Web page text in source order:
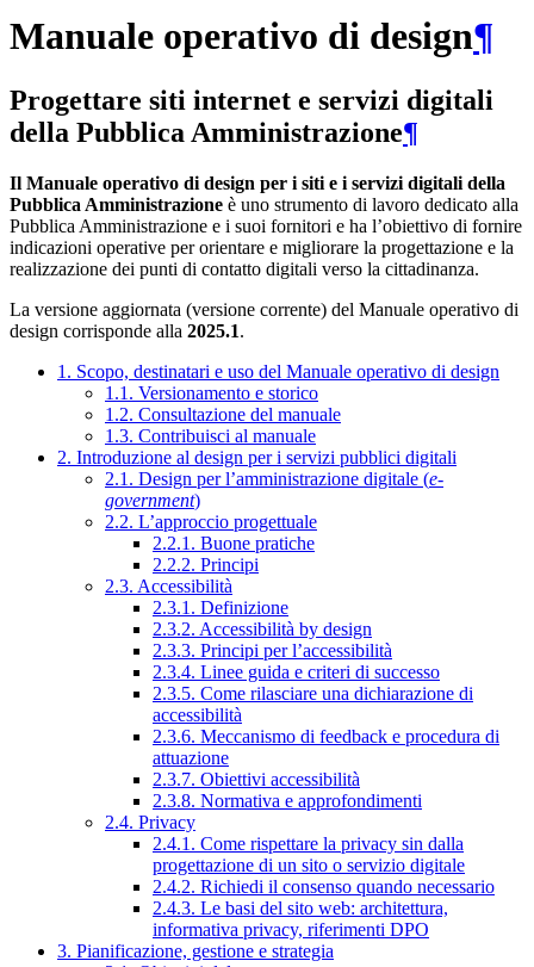
Manuale operativo di design¶
Progettare siti internet e servizi digitali
della Pubblica Amministrazione¶
Il Manuale operativo di design per i siti e i servizi digitali della
Pubblica Amministrazione è uno strumento di lavoro dedicato alla
Pubblica Amministrazione e i suoi fornitori e ha l’obiettivo di fornire
indicazioni operative per orientare e migliorare la progettazione e la
realizzazione dei punti di contatto digitali verso la cittadinanza.
La versione aggiornata (versione corrente) del Manuale operativo di
design corrisponde alla 2025.1.
1. Scopo, destinatari e uso del Manuale operativo di design
1.1. Versionamento e storico
1.2. Consultazione del manuale
1.3. Contribuisci al manuale
2. Introduzione al design per i servizi pubblici digitali
2.1. Design per l’amministrazione digitale (e-
government)
2.2. L’approccio progettuale
2.2.1. Buone pratiche
2.2.2. Principi
2.3. Accessibilità
2.3.1. Definizione
2.3.2. Accessibilità by design
2.3.3. Principi per l’accessibilità
2.3.4. Linee guida e criteri di successo
2.3.5. Come rilasciare una dichiarazione di
accessibilità
2.3.6. Meccanismo di feedback e procedura di
attuazione
2.3.7. Obiettivi accessibilità
2.3.8. Normativa e approfondimenti
2.4. Privacy
2.4.1. Come rispettare la privacy sin dalla
progettazione di un sito o servizio digitale
2.4.2. Richiedi il consenso quando necessario
2.4.3. Le basi del sito web: architettura,
informativa privacy, riferimenti DPO
3. Pianificazione, gestione e strategia